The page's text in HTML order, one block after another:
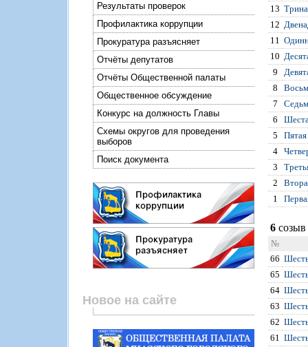
Результаты проверок
Профилактика коррупции
Прокуратура разъясняет
Отчёты депутатов
Отчёты Общественной палаты
Общественное обсуждение
Конкурс на должность Главы
Схемы округов для проведения
выборов
Поиск документа
Новое на сайте
13
12
11
10
9
8
7
6
5
4
3
2
1
6
№
66
65
64
63
62
61